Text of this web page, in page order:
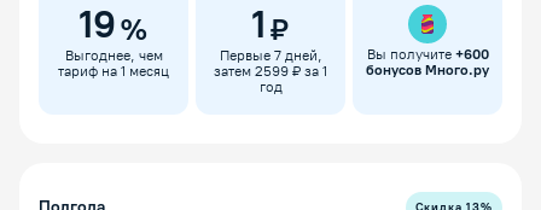
19%
Выгоднее, чем
тариф на 1 месяц
1 ₽
Первые 7 дней,
затем 2599 ₽ за 1
год
Вы получите +600
бонусов Много.ру